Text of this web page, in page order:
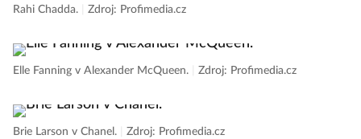
Rahi Chadda. Zdroj: Profimedia.cz
Elle Fanning v Alexander McQueen. Zdroj: Profimedia.cz
Brie Larson v Chanel. Zdroj: Profimedia.cz